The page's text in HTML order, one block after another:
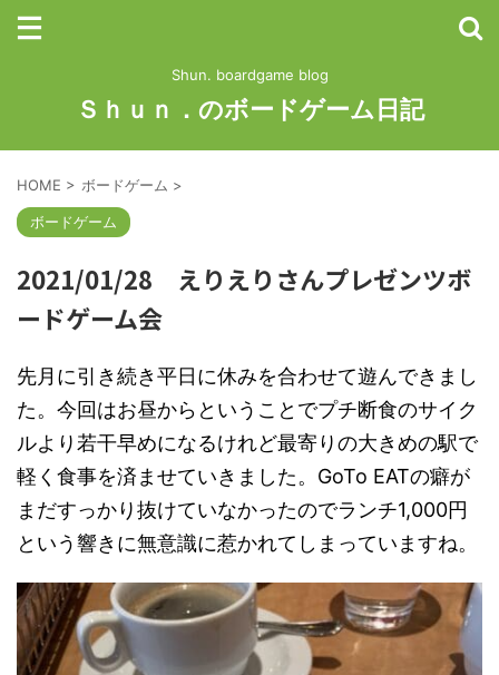
Shun. boardgame blog
Ｓｈｕｎ．のボードゲーム日記
HOME > ボードゲーム >
ボードゲーム
2021/01/28 えりえりさんプレゼンツボ
ードゲーム会
先月に引き続き平日に休みを合わせて遊んできまし
た。今回はお昼からということでプチ断食のサイク
ルより若干早めになるけれど最寄りの大きめの駅で
軽く食事を済ませていきました。GoTo EATの癖が
まだすっかり抜けていなかったのでランチ1,000円
という響きに無意識に惹かれてしまっていますね。